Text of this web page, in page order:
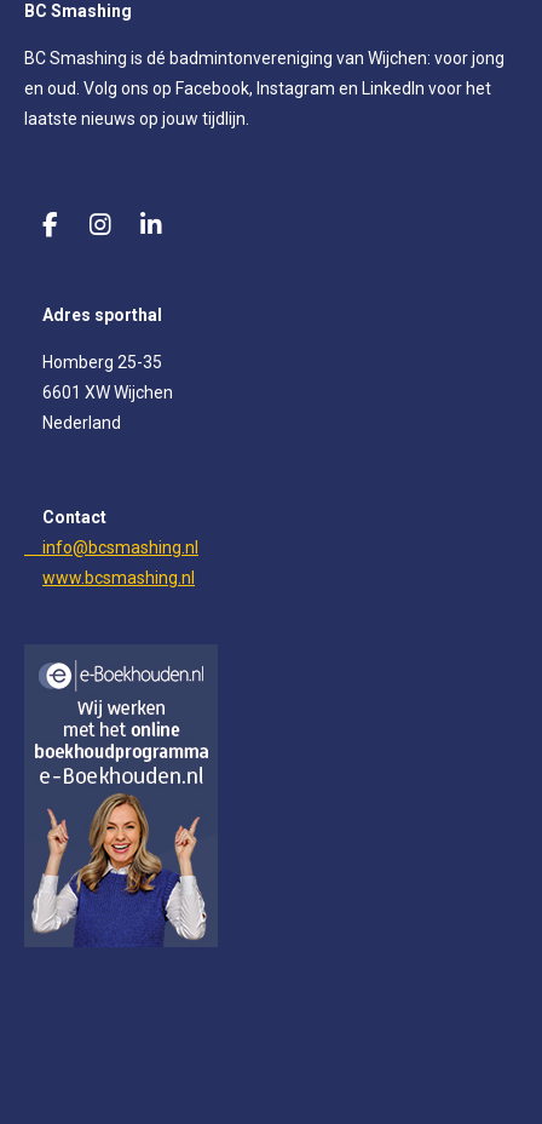
BC Smashing
BC Smashing is dé badmintonvereniging van Wijchen: voor jong
en oud. Volg ons op Facebook, Instagram en LinkedIn voor het
laatste nieuws op jouw tijdlijn.
F
e
b
o
k
I
a
r
a
m
L
k
e
I
n
Adres sporthal
Homberg 25-35
6601 XW Wijchen
Nederland
Contact
info@bcsmashing.nl
www.bcsmashing.nl